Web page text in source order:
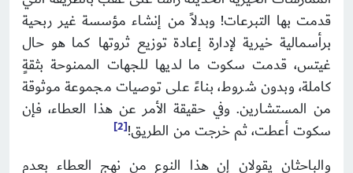
قدمت بها التبرعات! وبدلاً من إنشاء مؤسسة غير ربحية
برأسمالية خيرية لإدارة إعادة توزيع ثروتها كما هو حال
غيتس، قدمت سكوت ما لديها للجهات الممنوحة بثقةٍ
كاملة، وبدون شروط، بناءً على توصيات مجموعة موثوقة
من المستشارين. وفي حقيقة الأمر عن هذا العطاء، فإن
سكوت أعطت، ثم خرجت من الطريق![2]
والباحثان يقولان إن هذا النوع من نهج العطاء بعدم